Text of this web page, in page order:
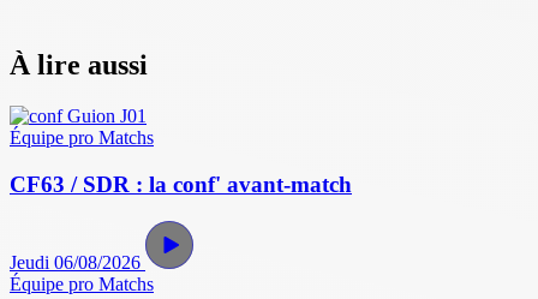
À lire aussi
Équipe pro Matchs
CF63 / SDR : la conf' avant-match
Jeudi 06/08/2026
Équipe pro Matchs